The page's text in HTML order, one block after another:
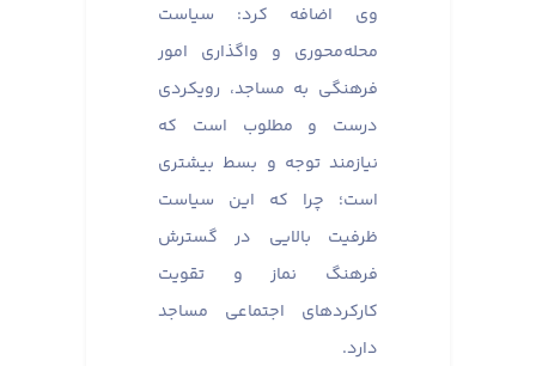
وی اضافه کرد: سیاست
محله‌محوری و واگذاری امور
فرهنگی به مساجد، رویکردی
درست و مطلوب است که
نیازمند توجه و بسط بیشتری
است؛ چرا که این سیاست
ظرفیت بالایی در گسترش
فرهنگ نماز و تقویت
کارکردهای اجتماعی مساجد
دارد.